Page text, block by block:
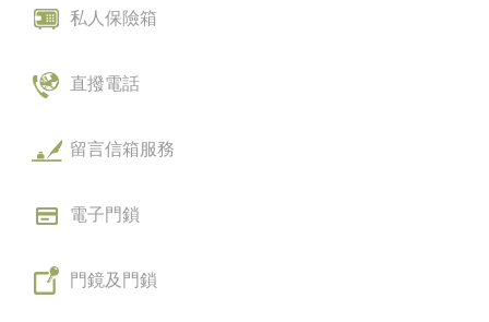
私人保險箱
直撥電話
留言信箱服務
電子門鎖
門鏡及門鎖